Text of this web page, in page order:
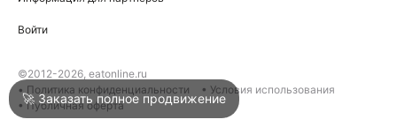
Написать в техподдержку
Войти
©2012-2026, eatonline.ru
• Политика конфиденциальности
• Условия использования
• Публичная оферта
🚀 Заказать полное продвижение